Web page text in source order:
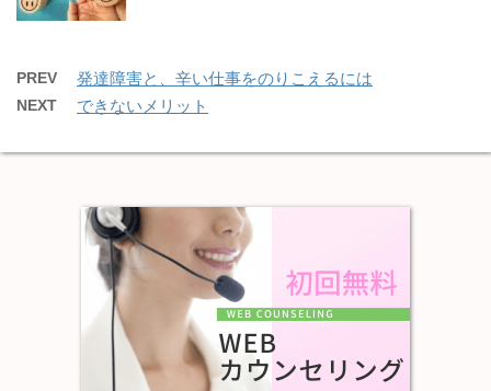
PREV 発達障害と、辛い仕事をのりこえるには
NEXT できないメリット